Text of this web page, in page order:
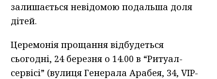
залишається невідомою подальша доля
дітей.
Церемонія прощання відбудеться
сьогодні, 24 березня о 14.00 в “Ритуал-
сервісі” (вулиця Генерала Арабея, 34, VIP-